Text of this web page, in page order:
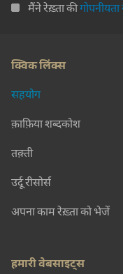
मैंने रेख़्ता कीगोपनीयता
क्विक लिंक्स
सहयोग
क़ाफ़िया शब्दकोश
तक़्ती
उर्दू रीसोर्स
अपना काम रेख़्ता को भेजें
हमारी वेबसाइट्स